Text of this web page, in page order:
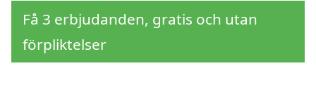
Få 3 erbjudanden, gratis och utan
förpliktelser